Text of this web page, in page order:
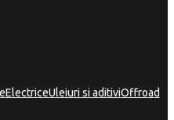
ElectriceUleiuri si aditiviOffroad